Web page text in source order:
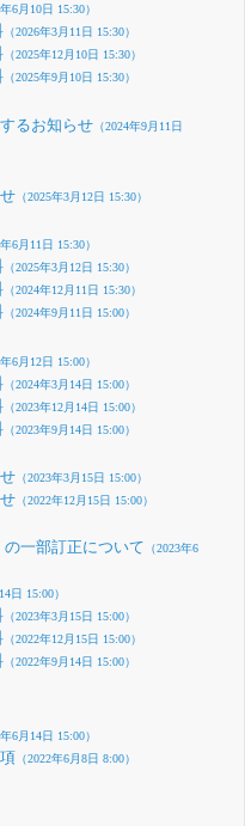
6月10日 15:30）
（2026年3月11日 15:30）
（2025年12月10日 15:30）
（2025年9月10日 15:30）
るお知らせ（2024年9月11日
（2025年3月12日 15:30）
6月11日 15:30）
（2025年3月12日 15:30）
（2024年12月11日 15:30）
（2024年9月11日 15:00）
6月12日 15:00）
（2024年3月14日 15:00）
（2023年12月14日 15:00）
（2023年9月14日 15:00）
（2023年3月15日 15:00）
（2022年12月15日 15:00）
一部訂正について （2023年6
日 15:00）
（2023年3月15日 15:00）
（2022年12月15日 15:00）
（2022年9月14日 15:00）
6月14日 15:00）
（2022年6月8日 8:00）